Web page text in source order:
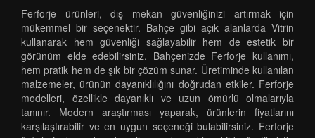
Ferforje ürünleri, dış mekan güvenliğinizi artırmak için
mükemmel bir seçenektir. Bahçe gibi açık alanlarda Vitrin
kullanarak hem güvenliği sağlayabilir hem de estetik bir
görünüm elde edebilirsiniz. Bahçenizde Ferforje kullanımı,
hem pratik hem de şık bir çözüm sunar. Üretiminde kullanılan
malzemeler, ürünün dayanıklılığını doğrudan etkiler. Ferforje
modelleri, özellikle dayanıklı ve uzun ömürlü olmalarıyla
tanınır. Modern araştırması yaparak, ürünlerin fiyatlarını
karşılaştırabilir ve en uygun seçeneği bulabilirsiniz. Ferforje